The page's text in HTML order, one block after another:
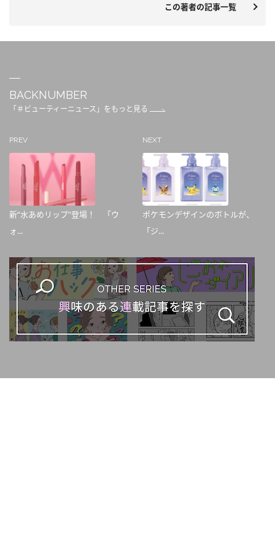
この著者の記事一覧
BACKNUMBER
「＃ビューティーニュース」をもっと見る
PREV
新“水あめリップ”登場！ 「ウ
ォ...
NEXT
ポケモンデザインのボトルが、
「ジ...